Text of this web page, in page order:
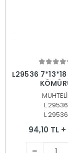
L29536 7*13*18 ELEKTRİK
L 29536
L 29536
94,10 TL +